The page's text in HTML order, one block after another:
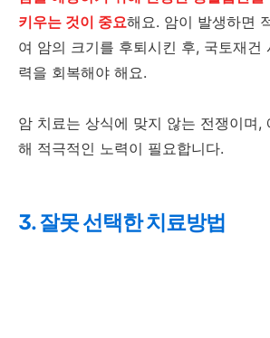
키우는 것이 중요해요. 암이 발생하면
여 암의 크기를 후퇴시킨 후, 국토재건
력을 회복해야 해요.
암 치료는 상식에 맞지 않는 전쟁이며,
해 적극적인 노력이 필요합니다.
3. 잘못 선택한 치료방법